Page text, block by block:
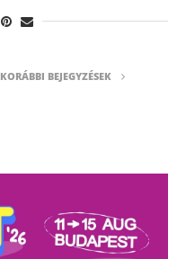
KORÁBBI BEJEGYZÉSEK